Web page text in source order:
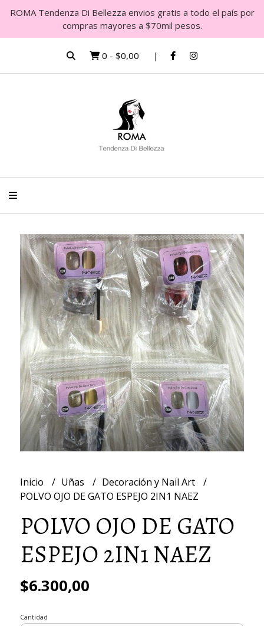
ROMA Tendenza Di Bellezza envios gratis a todo el país por
compras mayores a $70mil pesos.
0 - $0,00
Inicio Uñas
Decoración y Nail Art
POLVO OJO DE GATO ESPEJO 2IN1 NAEZ
POLVO OJO DE GATO
ESPEJO 2IN1 NAEZ
$6.300,00
Cantidad